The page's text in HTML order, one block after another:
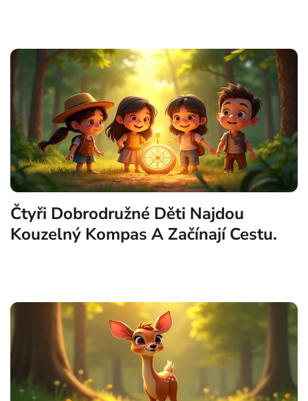
Čtyři Dobrodružné Děti Najdou
Kouzelný Kompas A Začínají Cestu.